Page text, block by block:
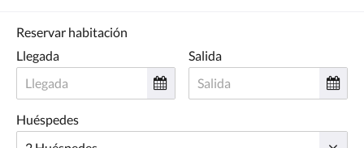
Reservar habitación
Llegada
Salida
Huéspedes